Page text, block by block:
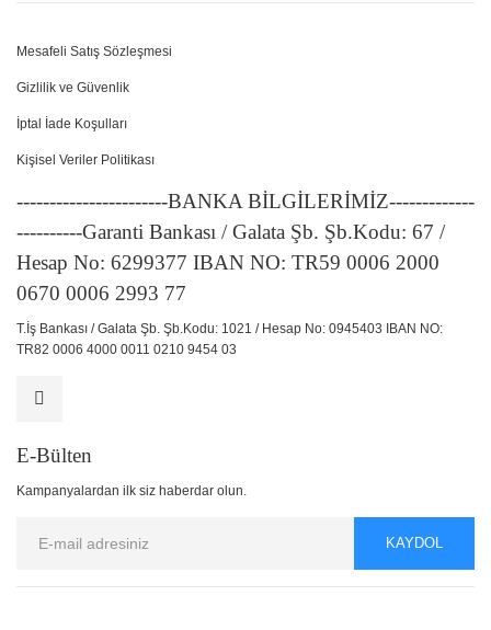
Mesafeli Satış Sözleşmesi
Gizlilik ve Güvenlik
İptal İade Koşulları
Kişisel Veriler Politikası
-----------------------BANKA BİLGİLERİMİZ-------------
----------Garanti Bankası / Galata Şb. Şb.Kodu: 67 /
Hesap No: 6299377 IBAN NO: TR59 0006 2000
0670 0006 2993 77
T.İş Bankası / Galata Şb. Şb.Kodu: 1021 / Hesap No: 0945403 IBAN NO:
TR82 0006 4000 0011 0210 9454 03
E-Bülten
Kampanyalardan ilk siz haberdar olun.
KAYDOL